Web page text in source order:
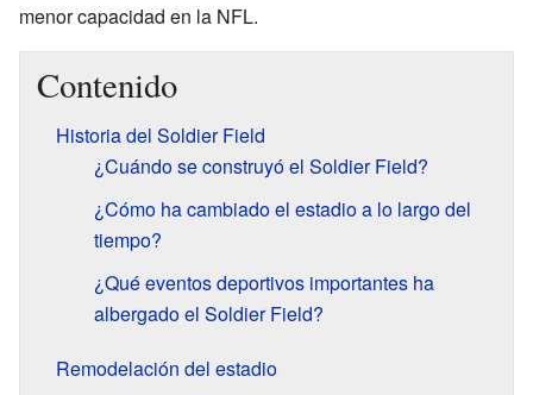
menor capacidad en la NFL.
Contenido
Historia del Soldier Field
¿Cuándo se construyó el Soldier Field?
¿Cómo ha cambiado el estadio a lo largo del
tiempo?
¿Qué eventos deportivos importantes ha
albergado el Soldier Field?
Remodelación del estadio